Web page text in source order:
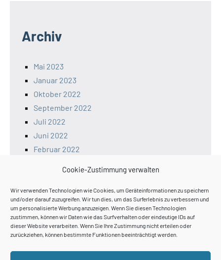
Cookie-Zustimmung verwalten
Wir verwenden Technologien wie Cookies, um Geräteinformationen zu speichern
und/oder darauf zuzugreifen. Wir tun dies, um das Surferlebnis zu verbessern und
um personalisierte Werbung anzuzeigen. Wenn Sie diesen Technologien
zustimmen, können wir Daten wie das Surfverhalten oder eindeutige IDs auf
dieser Website verarbeiten. Wenn Sie Ihre Zustimmung nicht erteilen oder
zurückziehen, können bestimmte Funktionen beeinträchtigt werden.
Archiv
Mai 2023
Januar 2023
Oktober 2022
September 2022
Juli 2022
Juni 2022
Februar 2022
November 2021